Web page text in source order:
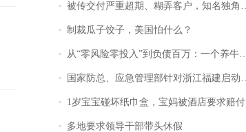
被传交付严重超期、糊弄客户，知名独角兽车企创始人回应：都没证据，将依法采取措施，“本人长期与美国交管局保持沟通，对方表示肯定”
制裁瓜子饺子，美国怕什么？
从“零风险零投入”到负债百万：一个养牛项目崩盘后，谁该为农户的贷款买单丨红星调查
国家防总、应急管理部针对浙江福建启动防汛防台风四级应急响应
1岁宝宝碰坏纸巾盒，宝妈被酒店要求赔付924元！三亚一酒店回复：骨瓷定制！网友一查价格，吵翻了
多地要求领导干部带头休假